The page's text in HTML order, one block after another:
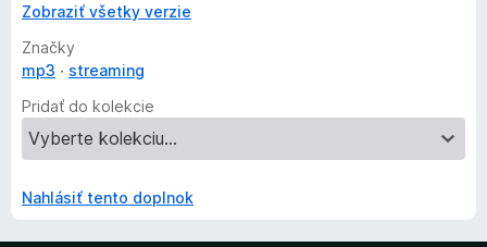
Zobraziť všetky verzie
Značky
mp3
streaming
Pridať do kolekcie
Nahlásiť tento doplnok